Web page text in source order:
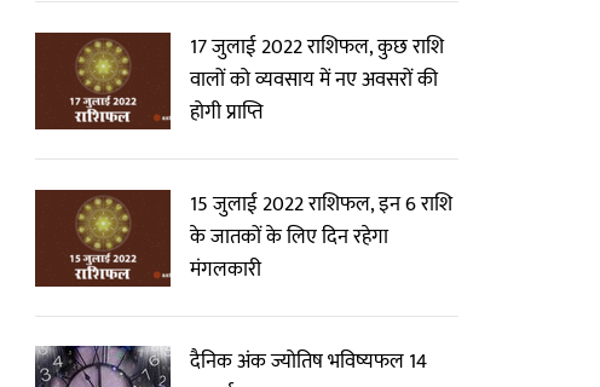
17 जुलाई 2022 राशिफल, कुछ राशि
वालों को व्यवसाय में नए अवसरों की
होगी प्राप्ति
15 जुलाई 2022 राशिफल, इन 6 राशि
के जातकों के लिए दिन रहेगा
मंगलकारी
दैनिक अंक ज्योतिष भविष्यफल 14